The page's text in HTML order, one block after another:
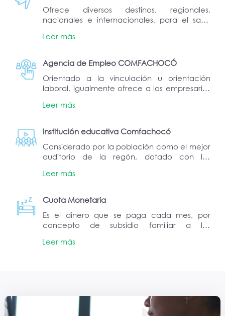
Ofrece diversos destinos, regionales,
nacionales e internacionales, para el sano
general.
Leer más
Agencia de Empleo COMFACHOCÓ
Orientado a la vinculación u orientación
laboral, igualmente ofrece a los empresarios
humano.
Leer más
Institución educativa Comfachocó
Considerado por la población como el mejor
auditorio de la regón, dotado con los
escenarios.
Leer más
Cuota Monetaria
Es el dinero que se paga cada mes, por
concepto de subsidio familiar a los
cargo y que están contempladas en la ley
Leer más